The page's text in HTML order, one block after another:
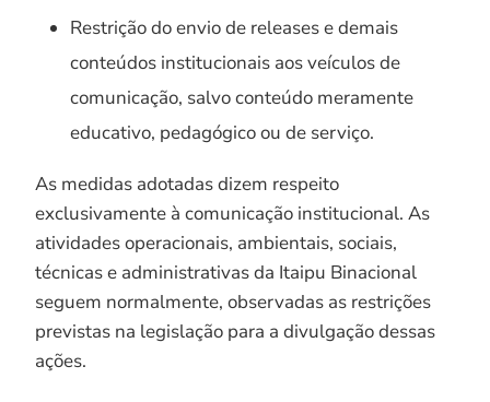
Restrição do envio de releases e demais
conteúdos institucionais aos veículos de
comunicação, salvo conteúdo meramente
educativo, pedagógico ou de serviço.
As medidas adotadas dizem respeito
exclusivamente à comunicação institucional. As
atividades operacionais, ambientais, sociais,
técnicas e administrativas da Itaipu Binacional
seguem normalmente, observadas as restrições
previstas na legislação para a divulgação dessas
ações.